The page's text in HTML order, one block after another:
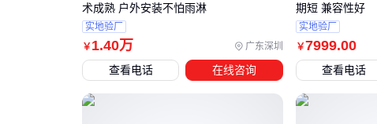
当
￥ 1.40万 广东深圳
术成熟 户外安装不怕雨淋
实地验厂
查看电话 在线咨询
￥7999.00
期短 兼容性好
实地验厂
查看电话